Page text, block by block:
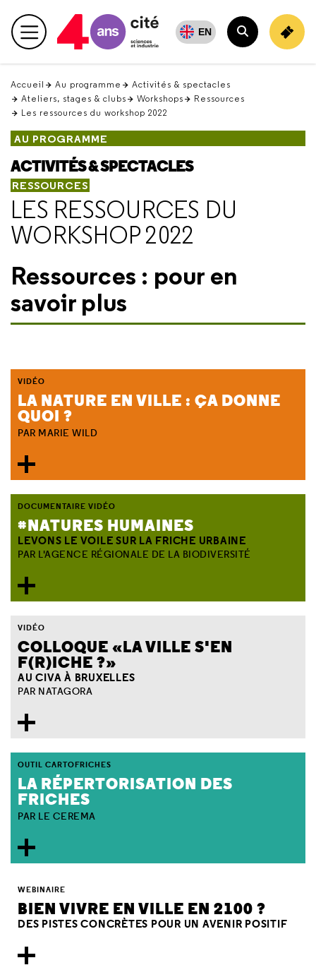
en
haut Menu principal EN
Rechercher
Accueil Au programme
Activités & spectacles
Ateliers, stages & clubs
Workshops
Ressources
Les ressources du workshop 2022
AU PROGRAMME
ACTIVITÉS & SPECTACLES
RESSOURCES
LES RESSOURCES DU
WORKSHOP 2022
Ressources : pour en
savoir plus
LA NATURE EN VILLE : ÇA DONNE
QUOI ?
VIDÉO
PAR MARIE WILD
#NATURES HUMAINES
LEVONS LE VOILE SUR LA FRICHE URBAINE
DOCUMENTAIRE VIDÉO
PAR L'AGENCE RÉGIONALE DE LA BIODIVERSITÉ
COLLOQUE «LA VILLE S'EN
F(R)ICHE ?»
AU CIVA À BRUXELLES
VIDÉO
PAR NATAGORA
LA RÉPERTORISATION DES
FRICHES
OUTIL CARTOFRICHES
PAR LE CEREMA
BIEN VIVRE EN VILLE EN 2100 ?
DES PISTES CONCRÈTES POUR UN AVENIR POSITIF
WEBINAIRE